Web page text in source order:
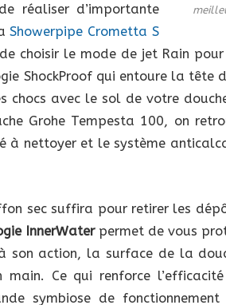
réaliser d’importante
Showerpipe Crometta S
choisir le mode de jet Rain
ShockProof qui entoure la tête
chocs avec le sol de votre
Grohe Tempesta 100, on
nettoyer et le système
sec suffira pour retirer les
InnerWaterpermet de vous
son action, la surface de la
Ce qui renforce
symbiose de